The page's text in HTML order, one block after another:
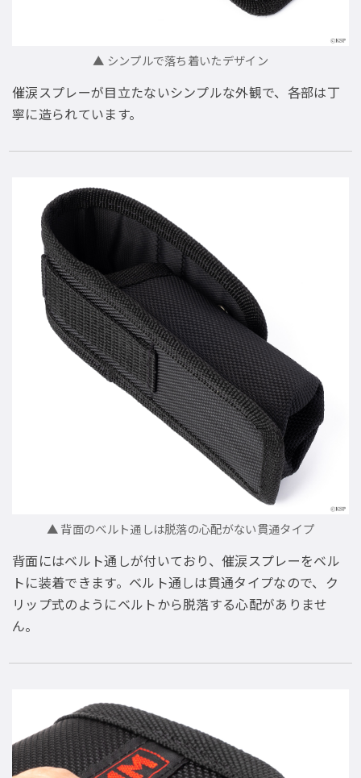
▲ シンプルで落ち着いたデザイン
催涙スプレーが目立たないシンプルな外観で、各部は丁
寧に造られています。
▲ 背面のベルト通しは脱落の心配がない貫通タイプ
背面にはベルト通しが付いており、催涙スプレーをベル
トに装着できます。ベルト通しは貫通タイプなので、ク
リップ式のようにベルトから脱落する心配がありませ
ん。